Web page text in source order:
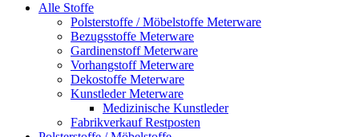
Alle Stoffe
Polsterstoffe / Möbelstoffe Meterware
Bezugsstoffe Meterware
Gardinenstoff Meterware
Vorhangstoff Meterware
Dekostoffe Meterware
Kunstleder Meterware
Medizinische Kunstleder
Fabrikverkauf Restposten